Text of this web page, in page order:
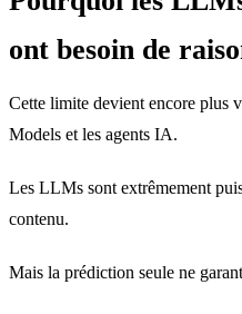
ont besoin de
Cette limite devient encore plus
Models et les agents IA.
Les LLMs sont extrêmement
contenu.
Mais la prédiction seule ne